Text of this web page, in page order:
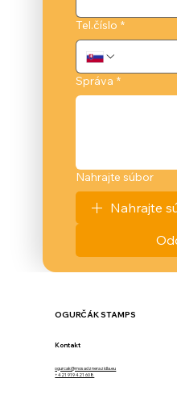
Tel.číslo *
Správa *
Nahrajte súbor
Nahrajte
OGURČÁK STAMPS
Kontakt
ogurcak@mosadznerazidla.eu
+421 919 421 608